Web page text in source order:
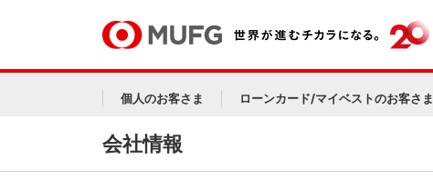
個人のお客さま ローンカード/マイベストのお客さま
会社情報